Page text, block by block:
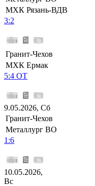
МХК Рязань-ВДВ
3:2
Гранит-Чехов
МХК Ермак
5:4 ОТ
9.05.2026, Сб
Гранит-Чехов
Металлург ВО
1:6
10.05.2026,
Вс